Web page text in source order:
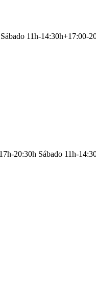
11h-14:30h+17:00-
20:30h Sábado 11h-